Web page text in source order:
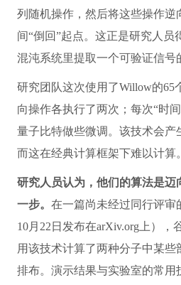
列随机操作，然后将这些操作逆
间“倒回”起点。这正是研究人员
混沌系统里提取一个可验证信号
研究团队这次使用了Willow的65
向操作各执行了两次；每次“时
量子比特做些微调。该技术会产
而这在经典计算框架下难以计算。
研究人员认为，他们的算法是迈
一步。 在一篇尚未经过同行评审
10月22日发布在arXiv.org上），
用该技术计算了两种分子中某
排布。演示结果与实验室的常